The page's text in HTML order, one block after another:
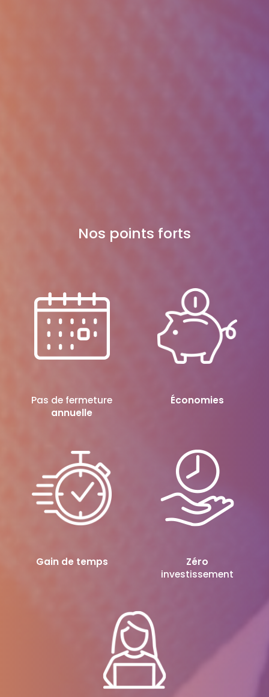
Nos points forts
Pas de fermeture
annuelle
Économies
Gain de temps
Zéro
investissement